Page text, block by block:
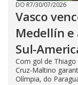
DO R7/30/07/2026
Vasco
Medellín e
Sul-
Com gol de
Cruz-Maltino
Olímpia, do